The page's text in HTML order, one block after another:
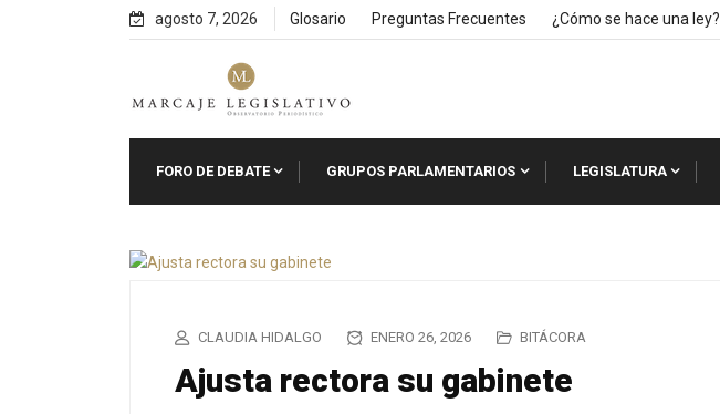
agosto 7, 2026 Glosario Preguntas Frecuentes ¿Cómo se hace una ley?
FORO DE DEBATE GRUPOS PARLAMENTARIOS LEGISLATURA
CLAUDIA HIDALGO ENERO 26, 2026 BITÁCORA
Ajusta rectora su gabinete